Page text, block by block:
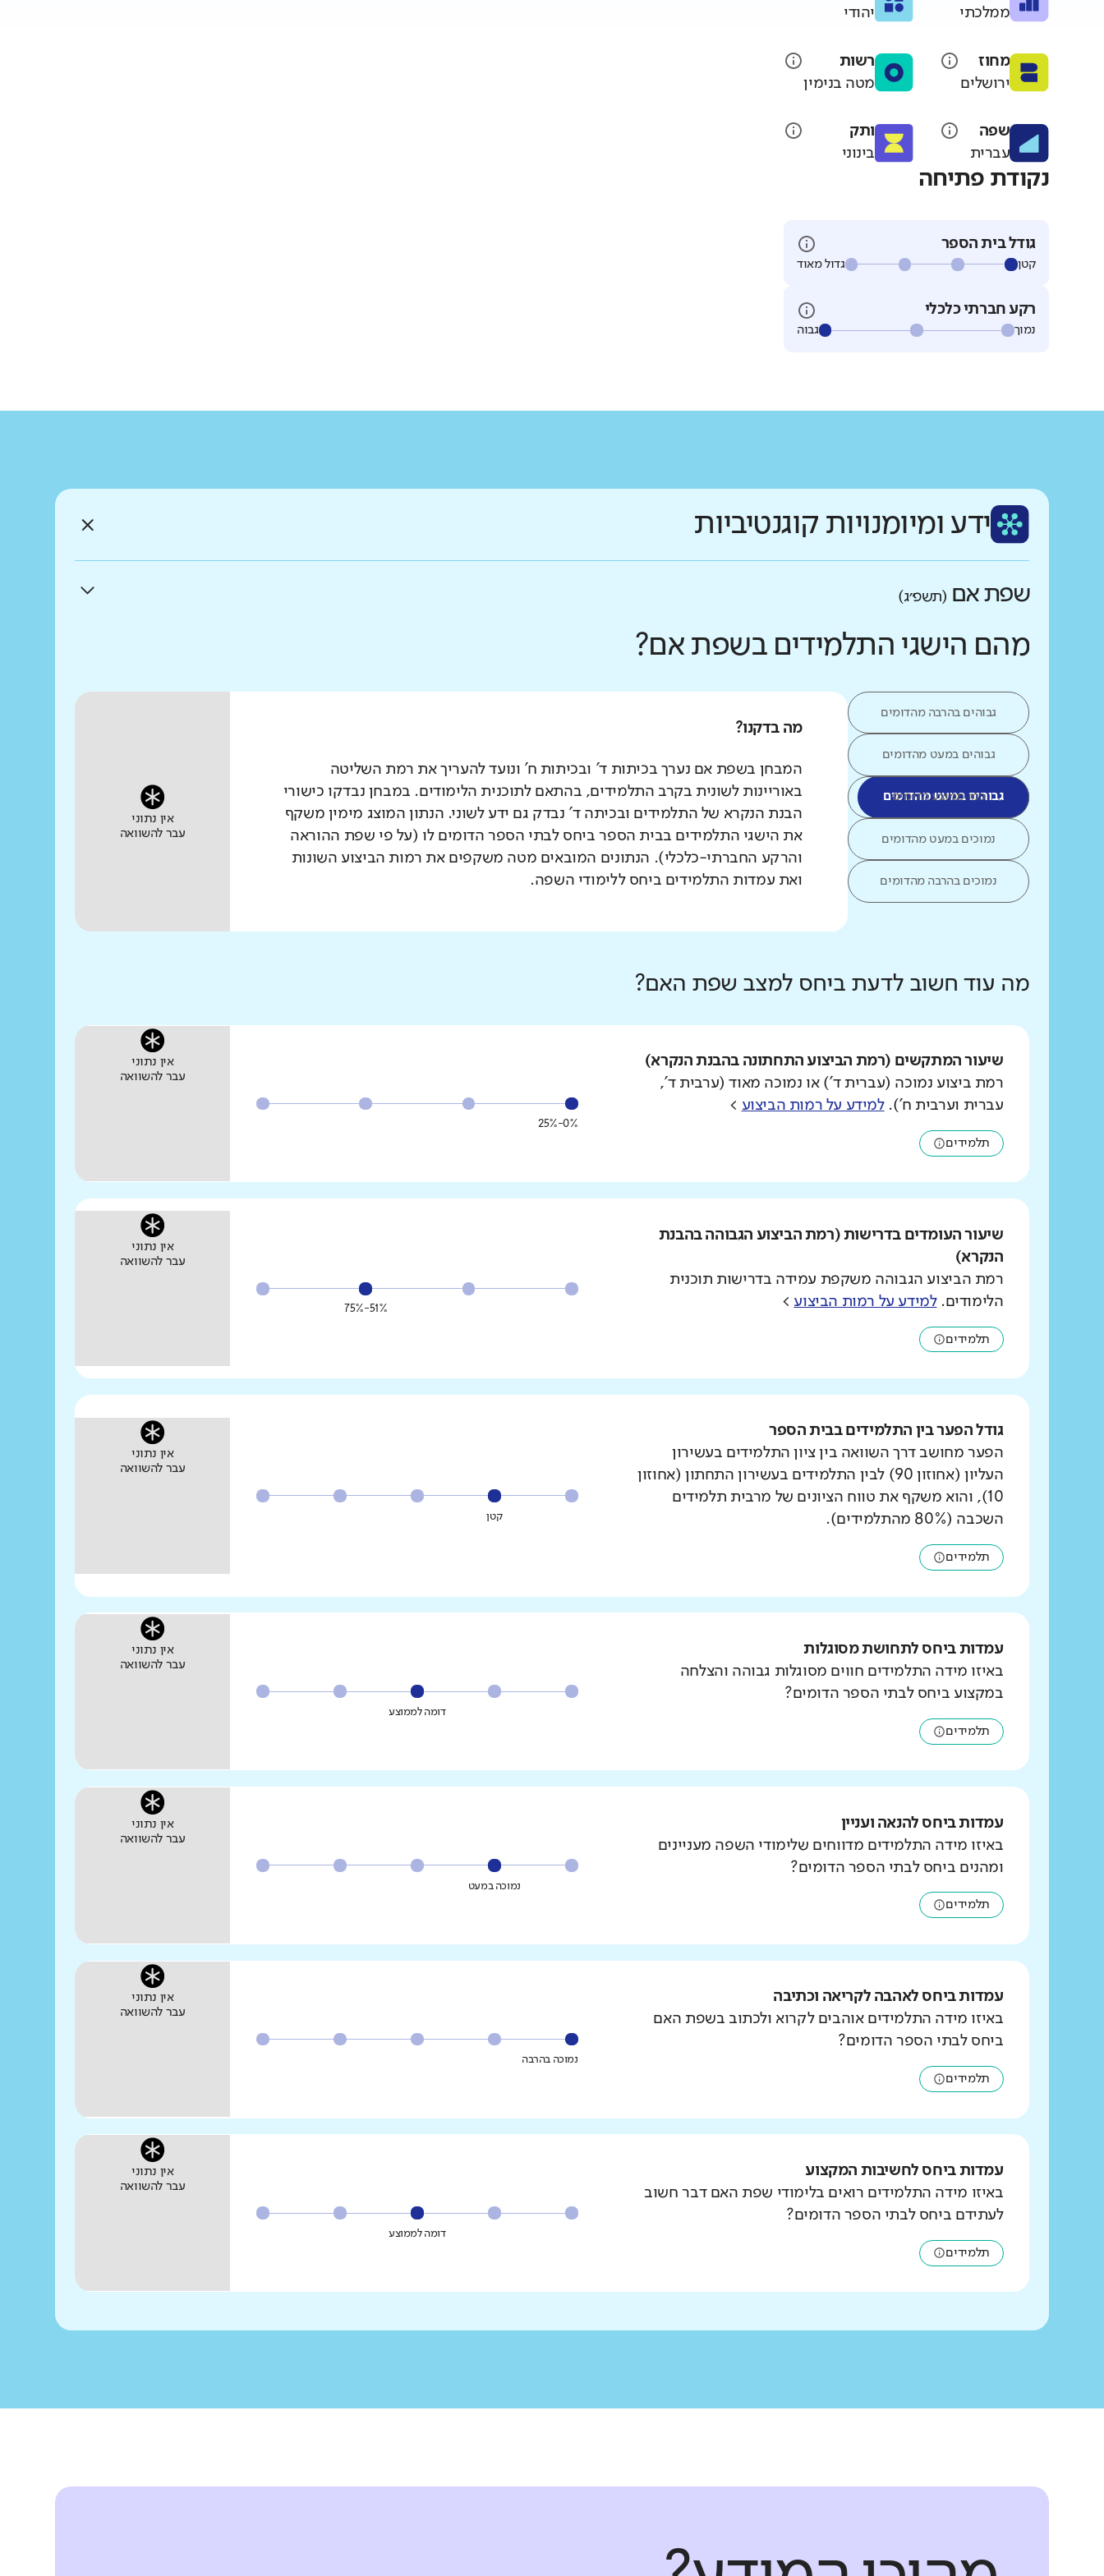
ממלכתי יהודי
מחוז
ירושלים
רשות
מטה בנימין
שפה
עברית
ותק
בינוני
נקודת פתיחה
גודל בית הספר
גדול מאוד קטן
רקע חברתי כלכלי
גבוה נמוך
ידע ומיומנויות קוגנטיביות
שפת אם (תשפ״ג)
מהם הישגי התלמידים בשפת אם?
גבוהים בהרבה מהדומים
גבוהים במעט מהדומים
גבוהים במעט מהדומים
כמו ממוצע הדומים
נמוכים במעט מהדומים
נמוכים בהרבה מהדומים
מה בדקנו?
המבחן בשפת אם נערך בכיתות ד' ובכיתות ח' ונועד להעריך את רמת השליטה
באוריינות לשונית בקרב התלמידים, בהתאם לתוכנית הלימודים. במבחן נבדקו כישורי
הבנת הנקרא של התלמידים ובכיתה ד' נבדק גם ידע לשוני. הנתון המוצג מימין משקף
את הישגי התלמידים בבית הספר ביחס לבתי הספר הדומים לו (על פי שפת ההוראה
והרקע החברתי-כלכלי). הנתונים המובאים מטה משקפים את רמות הביצוע השונות
ואת עמדות התלמידים ביחס ללימודי השפה.
אין נתוני
עבר להשוואה
מה עוד חשוב לדעת ביחס למצב שפת האם?
שיעור המתקשים (רמת הביצוע התחתונה בהבנת הנקרא)
רמת ביצוע נמוכה (עברית ד') או נמוכה מאוד (ערבית ד',
עברית וערבית ח').למידע על רמות הביצוע >
תלמידים
0%-25%
אין נתוני
עבר להשוואה
שיעור העומדים בדרישות (רמת הביצוע הגבוהה בהבנת
הנקרא)
רמת הביצוע הגבוהה משקפת עמידה בדרישות תוכנית
הלימודים.למידע על רמות הביצוע >
תלמידים
51%-75%
אין נתוני
עבר להשוואה
גודל הפער בין התלמידים בבית הספר
הפער מחושב דרך השוואה בין ציון התלמידים בעשירון
העליון (אחוזון 90) לבין התלמידים בעשירון התחתון (אחוזון
10), והוא משקף את טווח הציונים של מרבית תלמידים
השכבה (80% מהתלמידים).
תלמידים
קטן
אין נתוני
עבר להשוואה
עמדות ביחס לתחושת מסוגלות
באיזו מידה התלמידים חווים מסוגלות גבוהה והצלחה
במקצוע ביחס לבתי הספר הדומים?
תלמידים
דומה לממוצע
אין נתוני
עבר להשוואה
עמדות ביחס להנאה ועניין
באיזו מידה התלמידים מדווחים שלימודי השפה מעניינים
ומהנים ביחס לבתי הספר הדומים?
תלמידים
נמוכה במעט
אין נתוני
עבר להשוואה
עמדות ביחס לאהבה לקריאה וכתיבה
באיזו מידה התלמידים אוהבים לקרוא ולכתוב בשפת האם
ביחס לבתי הספר הדומים?
תלמידים
נמוכה בהרבה
אין נתוני
עבר להשוואה
עמדות ביחס לחשיבות המקצוע
באיזו מידה התלמידים רואים בלימודי שפת האם דבר חשוב
לעתידם ביחס לבתי הספר הדומים?
תלמידים
דומה לממוצע
אין נתוני
עבר להשוואה